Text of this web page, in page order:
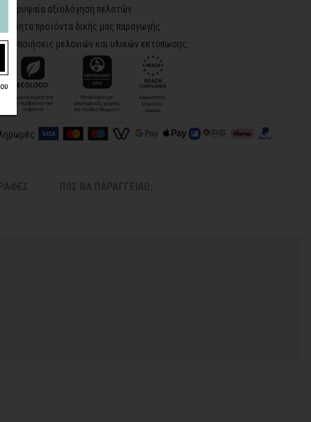
- Κορυφαία αξιολόγηση πελατών
προϊόντα δικής μας παραγωγής
μελανιών και υλικών εκτύπωσης: